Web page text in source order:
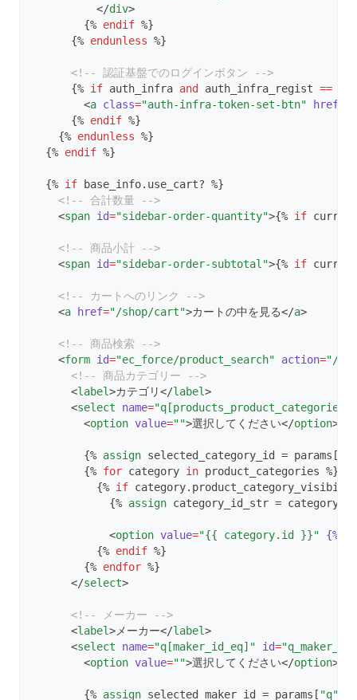
          </
div>
        {%
endif %}
      {%
endunless %}
<!-- 認証基盤でのログインボタン -->
      {%
if auth_infra and auth_infra_regist ==
        <
a class="auth-infra-token-set-btn" href
      {%
endif %}
    {%
endunless %}
  {%
endif %}
  {%
if base_info.use_cart? %}
<!-- 合計数量 -->
    <
span id="sidebar-order-quantity">{% if
<!-- 商品小計 -->
    <
span id="sidebar-order-subtotal">{% if
<!-- カートへのリンク -->
    <
a href="/shop/cart">カートの中を見る</a>
<!-- 商品検索 -->
    <
form id="ec_force/product_search" action="/
<!-- 商品カテゴリー -->
      <
label>カテゴリ</label>
      <
select name=
        <
option value="">選択してください</option>
        {%
assign selected_category_id = params[
        {%
for category in product_categories %}
          {%
if
            {%
assign category_id_str =
            <
option value="{{ category.id }}" {%
          {%
endif %}
        {%
endfor %}
      </
select>
<!-- メーカー -->
      <
label>メーカー</label>
      <
select name="q[maker_id_eq]" id=
        <
option value="">選択してください</option>
        {%
assign selected_maker_id = params[ "q"